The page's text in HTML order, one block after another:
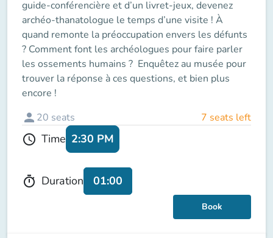
guide-conférencière et d’un livret-jeux, devenez
archéo-thanatologue le temps d’une visite ! À
quand remonte la préoccupation envers les défunts
? Comment font les archéologues pour faire parler
les ossements humains ? Enquêtez au musée pour
trouver la réponse à ces questions, et bien plus
encore !
person 20 seats 7 seats left
schedule Time 2:30 PM
timer Duration 01:00
Book